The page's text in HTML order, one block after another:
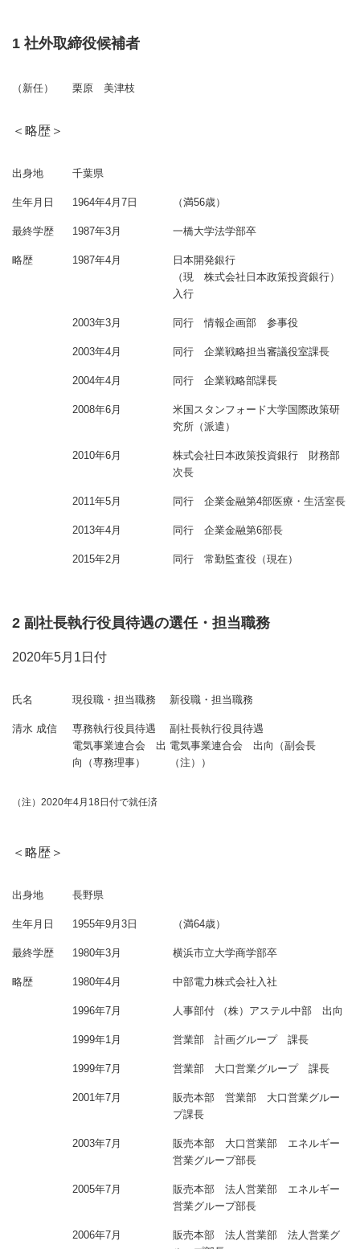
1 社外取締役候補者
（新任） 栗原 美津枝
＜略歴＞
出身地 千葉県
生年月日 1964年4月7日 （満56歳）
最終学歴 1987年3月 一橋大学法学部卒
略歴 1987年4月
日本開発銀行
（現 株式会社日本政策投資銀行）
入行
2003年3月 同行 情報企画部 参事役
2003年4月 同行 企業戦略担当審議役室課長
2004年4月 同行 企業戦略部課長
2008年6月
米国スタンフォード大学国際政策研
究所（派遣）
2010年6月
株式会社日本政策投資銀行 財務部
次長
2011年5月 同行 企業金融第4部医療・生活室長
2013年4月 同行 企業金融第6部長
2015年2月 同行 常勤監査役（現在）
2 副社長執行役員待遇の選任・担当職務
2020年5月1日付
氏名 現役職・担当職務 新役職・担当職務
清水 成信
専務執行役員待遇
電気事業連合会 出
向（専務理事）
副社長執行役員待遇
電気事業連合会 出向（副会長
（注））
（注）2020年4月18日付で就任済
＜略歴＞
出身地 長野県
生年月日 1955年9月3日 （満64歳）
最終学歴 1980年3月 横浜市立大学商学部卒
略歴 1980年4月 中部電力株式会社入社
1996年7月 人事部付 （株）アステル中部 出向
1999年1月 営業部 計画グループ 課長
1999年7月 営業部 大口営業グループ 課長
2001年7月
販売本部 営業部 大口営業グルー
プ課長
2003年7月
販売本部 大口営業部 エネルギー
営業グループ部長
2005年7月
販売本部 法人営業部 エネルギー
営業グループ部長
2006年7月
販売本部 法人営業部 法人営業グ